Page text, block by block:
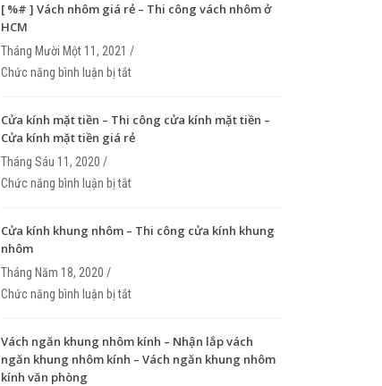
[ %# ] Vách nhôm giá rẻ – Thi công vách nhôm ở
HCM
Tháng Mười Một 11, 2021 /
Chức năng bình luận bị tắt
Cửa kính mặt tiền – Thi công cửa kính mặt tiền –
Cửa kính mặt tiền giá rẻ
Tháng Sáu 11, 2020 /
Chức năng bình luận bị tắt
Cửa kính khung nhôm – Thi công cửa kính khung
nhôm
Tháng Năm 18, 2020 /
Chức năng bình luận bị tắt
Vách ngăn khung nhôm kính – Nhận lắp vách
ngăn khung nhôm kính – Vách ngăn khung nhôm
kính văn phòng